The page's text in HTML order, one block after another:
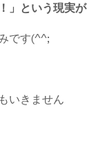
」という現実が
です(^^;
いきません